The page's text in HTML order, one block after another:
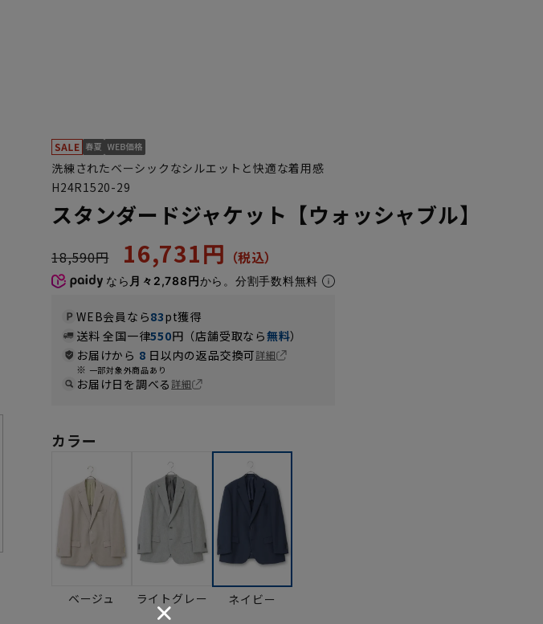
洗練されたベーシックなシルエットと快適な着用感
H24R1520-29
スタンダードジャケット【ウォッシャブル】
18,590円 16,731円
なら 月々2,788円から。分割手数料無料
WEB会員なら83pt獲得
送料 全国一律550円（店舗受取なら無料）
お届けから 8 日以内の返品交換可詳細
一部対象外商品あり
お届け日を調べる詳細
カラー
ベージュ ライトグレー ネイビー